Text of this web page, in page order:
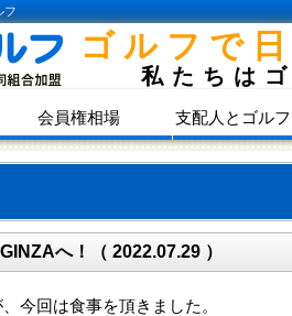
フ
ゴルフで
私たちは
会員権相場 支配人とゴル
へ！（ 2022.07.29 ）
今回は食事を頂きました。